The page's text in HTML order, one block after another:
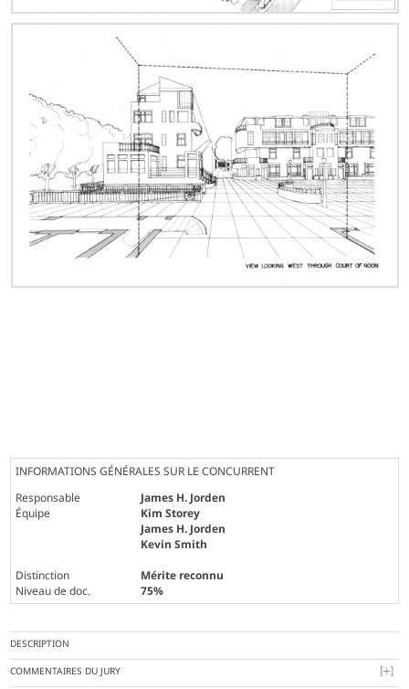
INFORMATIONS GÉNÉRALES SUR LE CONCURRENT
Responsable
James H. Jorden
Équipe
Kim Storey
James H. Jorden
Kevin Smith
Distinction
Mérite reconnu
Niveau de doc.
75%
DESCRIPTION
COMMENTAIRES DU JURY